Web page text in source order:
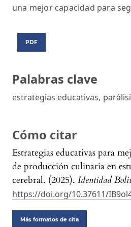
Palabras clave
estrategias educativas,
Cómo citar
Estrategias educativas para
de producción culinaria en
cerebral. (2025). Identidad
https://doi.org/10.37611/
Más formatos de cita
una mejor capacidad para
PDF